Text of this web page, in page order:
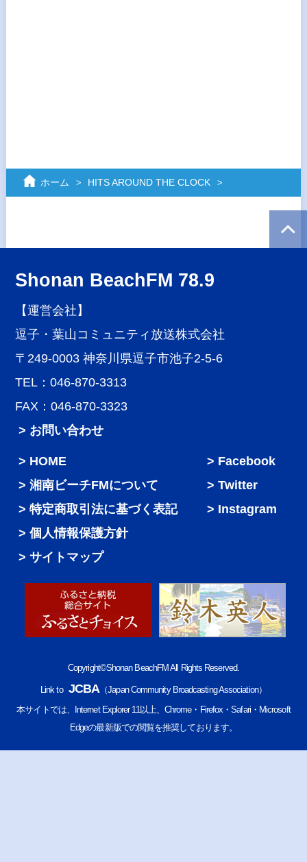
ホーム HITS AROUND THE CLOCK
Shonan BeachFM 78.9
【運営会社】
逗子・葉山コミュニティ放送株式会社
〒249-0003 神奈川県逗子市池子2-5-6
TEL：046-870-3313
FAX：046-870-3323
> お問い合わせ
HOME
湘南ビーチFMについて
特定商取引法に基づく表記
個人情報保護方針
サイトマップ
Facebook
Twitter
Instagram
Copyright©Shonan BeachFM All Rights Reserved.
Link to JCBA（Japan Community Broadcasting Association）
本サイトでは、Internet Explorer 11以上、Chrome・Firefox・Safari・Microsoft
Edgeの最新版での閲覧を推奨しております。